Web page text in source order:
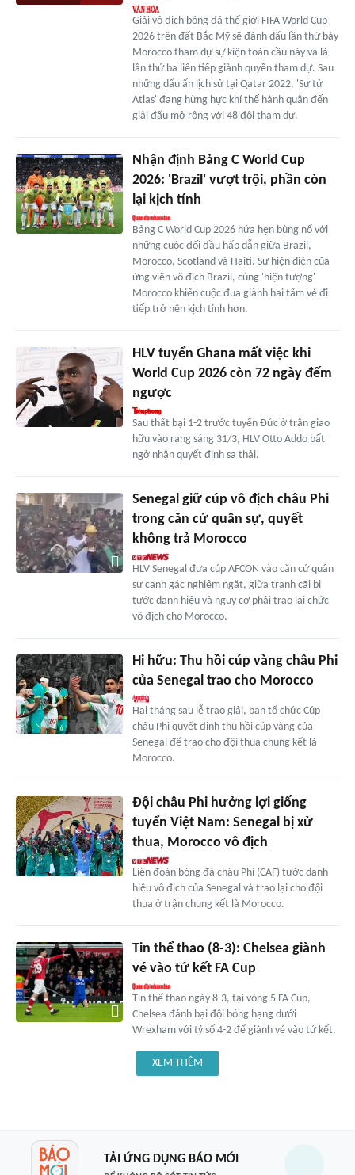
Giải vô địch bóng đá thế giới FIFA World Cup
2026 trên đất Bắc Mỹ sẽ đánh dấu lần thứ bảy
Morocco tham dự sự kiện toàn cầu này và là
lần thứ ba liên tiếp giành quyền tham dự. Sau
những dấu ấn lịch sử tại Qatar 2022, 'Sư tử
Atlas' đang hừng hực khí thế hành quân đến
giải đấu mở rộng với 48 đội tham dự.
Nhận định Bảng C World Cup
2026: 'Brazil' vượt trội, phần còn
lại kịch tính
Bảng C World Cup 2026 hứa hẹn bùng nổ với
những cuộc đối đầu hấp dẫn giữa Brazil,
Morocco, Scotland và Haiti. Sự hiện diện của
ứng viên vô địch Brazil, cùng 'hiện tượng'
Morocco khiến cuộc đua giành hai tấm vé đi
tiếp trở nên kịch tính hơn.
HLV tuyển Ghana mất việc khi
World Cup 2026 còn 72 ngày đếm
ngược
Sau thất bại 1-2 trước tuyển Đức ở trận giao
hữu vào rạng sáng 31/3, HLV Otto Addo bất
ngờ nhận quyết định sa thải.
Senegal giữ cúp vô địch châu Phi
trong căn cứ quân sự, quyết
không trả Morocco
HLV Senegal đưa cúp AFCON vào căn cứ quân
sự canh gác nghiêm ngặt, giữa tranh cãi bị
tước danh hiệu và nguy cơ phải trao lại chức
vô địch cho Morocco.
Hi hữu: Thu hồi cúp vàng châu Phi
của Senegal trao cho Morocco
Hai tháng sau lễ trao giải, ban tổ chức Cúp
châu Phi quyết định thu hồi cúp vàng của
Senegal để trao cho đội thua chung kết là
Morocco.
Đội châu Phi hưởng lợi giống
tuyển Việt Nam: Senegal bị xử
thua, Morocco vô địch
Liên đoàn bóng đá châu Phi (CAF) tước danh
hiệu vô địch của Senegal và trao lại cho đội
thua ở trận chung kết là Morocco.
Tin thể thao (8-3): Chelsea giành
vé vào tứ kết FA Cup
Tin thể thao ngày 8-3, tại vòng 5 FA Cup,
Chelsea đánh bại đội bóng hạng dưới
Wrexham với tỷ số 4-2 để giành vé vào tứ kết.
XEM THÊM
TẢI ỨNG DỤNG BÁO MỚI